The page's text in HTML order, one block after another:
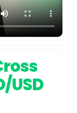
Accesso
Logout
USD